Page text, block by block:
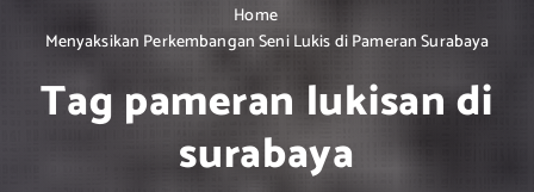
Home
Menyaksikan Perkembangan Seni Lukis di Pameran Surabaya
Tag pameran lukisan di
surabaya